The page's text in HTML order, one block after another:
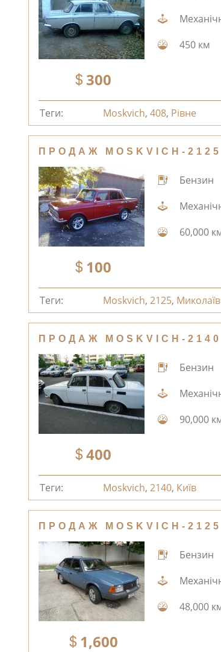
300
450 км
Теги: Moskvich,408, Рівне
ПРОДАЖ MOSKVICH-
100
Бензин
60,000
Теги: Moskvich,2125, Миколаїв
ПРОДАЖ MOSKVICH-
400
Бензин
90,000
Теги: Moskvich,2140, Київ
ПРОДАЖ MOSKVICH-
1,600
Бензин
48,000